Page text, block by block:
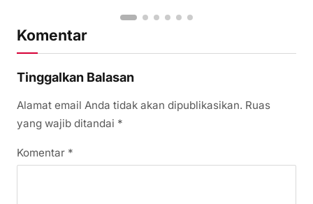
Komentar
Tinggalkan Balasan
Alamat email Anda tidak akan dipublikasikan. Ruas
yang wajib ditandai *
Komentar *